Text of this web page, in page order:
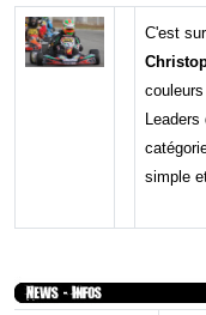
C'est
simple